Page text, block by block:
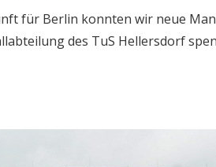
für Berlin konnten wir neue
des TuS Hellersdorf